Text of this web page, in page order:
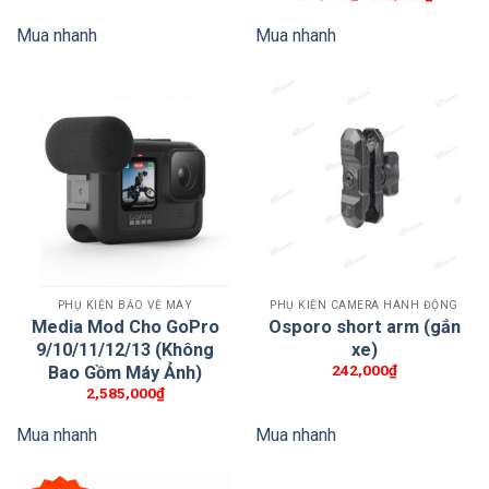
Chống nước
như khi trời mưa hoặc bên cạnh nước. Vì báng cầm
tương thích với ngàm GoPro tiêu chuẩn nên việc
chuyển đổi giữa các ngàm cũng trở nên dễ dàng.
Mua nhanh
hiện
Mua nhanh
PHỤ KIỆN BẢO VỆ MÁY
Media Mod Cho GoPro
9/10/11/12/13 (Không
Bao Gồm Máy Ảnh)
2,585,000₫
Mua nhanh
PHỤ KIỆN CAMERA HÀNH ĐỘNG
Osporo short arm (gắn
xe)
242,000₫
Mua nhanh